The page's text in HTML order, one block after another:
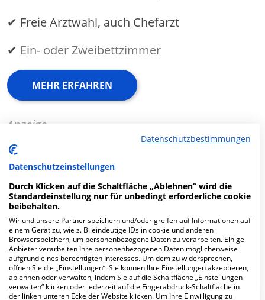
✔ Freie Arztwahl, auch Chefarzt
✔ Ein- oder Zweibettzimmer
MEHR ERFAHREN
Anzeige
Fachabteilungen
Fachabteilung suchen:
Datenschutzbestimmungen
Datenschutzeinstellungen
Durch Klicken auf die Schaltfläche „Ablehnen“ wird die
Standardeinstellung nur für unbedingt erforderliche cookie
beibehalten.
Wir und unsere Partner speichern und/oder greifen auf Informationen auf
einem Gerät zu, wie z. B. eindeutige IDs in cookie und anderen
Browserspeichern, um personenbezogene Daten zu verarbeiten. Einige
Anbieter verarbeiten Ihre personenbezogenen Daten möglicherweise
aufgrund eines berechtigten Interesses. Um dem zu widersprechen,
öffnen Sie die „Einstellungen“. Sie können Ihre Einstellungen akzeptieren,
ablehnen oder verwalten, indem Sie auf die Schaltfläche „Einstellungen
verwalten“ klicken oder jederzeit auf die Fingerabdruck-Schaltfläche in
der linken unteren Ecke der Website klicken. Um Ihre Einwilligung zu